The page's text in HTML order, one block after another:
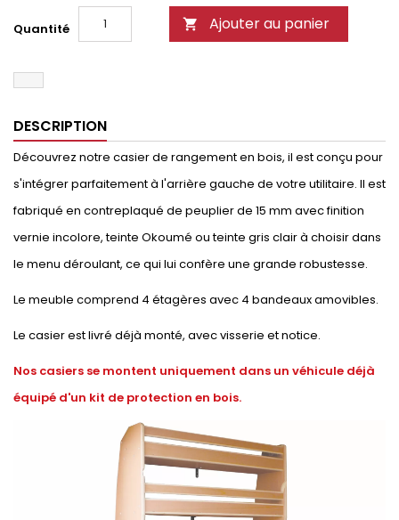
Quantité  Ajouter au panier
DESCRIPTION
Découvrez notre casier de rangement en bois, il est conçu pour
s'intégrer parfaitement à l'arrière gauche de votre utilitaire. Il est
fabriqué en contreplaqué de peuplier de 15 mm avec finition
vernie incolore, teinte Okoumé ou teinte gris clair à choisir dans
le menu déroulant, ce qui lui confère une grande robustesse.
Le meuble comprend 4 étagères avec 4 bandeaux amovibles.
Le casier est livré déjà monté, avec visserie et notice.
Nos casiers se montent uniquement dans un véhicule déjà
équipé d'un kit de protection en bois.